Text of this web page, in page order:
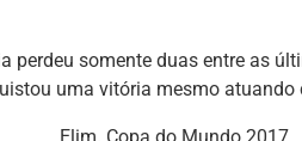
perdeu somente duas entre as
uma vitória mesmo atuando